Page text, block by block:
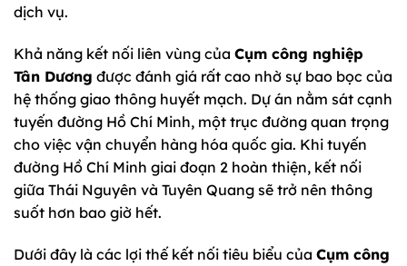
dịch vụ.
Khả năng kết nối liên vùng của Cụm công nghiệp
Tân Dương được đánh giá rất cao nhờ sự bao bọc của
hệ thống giao thông huyết mạch. Dự án nằm sát cạnh
tuyến đường Hồ Chí Minh, một trục đường quan trọng
cho việc vận chuyển hàng hóa quốc gia. Khi tuyến
đường Hồ Chí Minh giai đoạn 2 hoàn thiện, kết nối
giữa Thái Nguyên và Tuyên Quang sẽ trở nên thông
suốt hơn bao giờ hết.
Dưới đây là các lợi thế kết nối tiêu biểu của Cụm công